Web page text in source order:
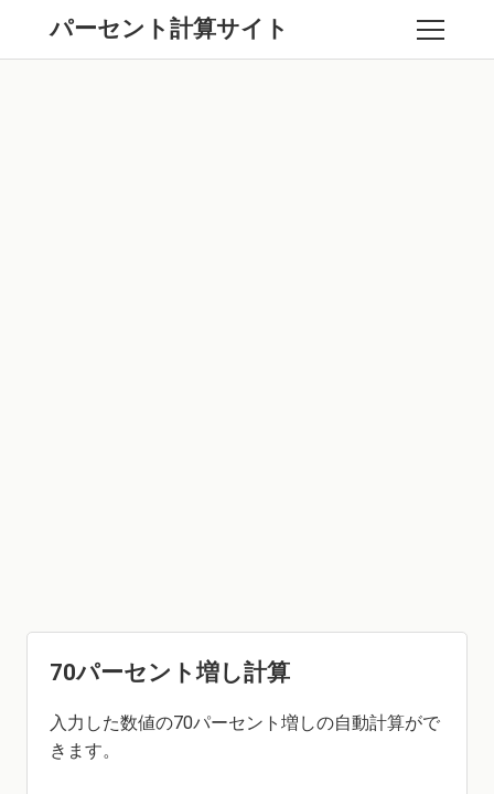
パーセント計算サイト
70パーセント増し計算
入力した数値の70パーセント増しの自動計算がで
きます。